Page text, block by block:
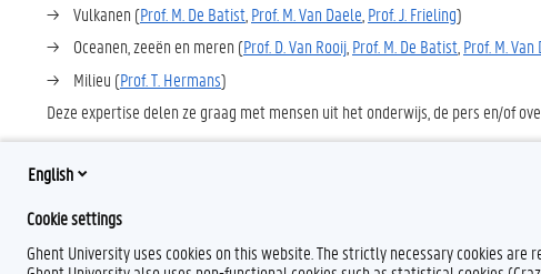
→ Vulkanen (Prof. M. De Batist Prof. M. Van Daele Prof. J. Frieling)
→ Oceanen, zeeën en meren (Prof. D. Van Rooij Prof. M. De Batist Prof. M. Van
→ Milieu (Prof. T. Hermans)
Deze expertise delen ze graag met mensen uit het onderwijs, de pers en/of
English
Cookie settings
Ghent University uses cookies on this website. The strictly necessary cookies